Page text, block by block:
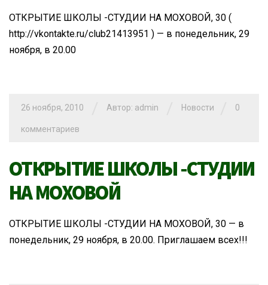
ОТКРЫТИЕ ШКОЛЫ -СТУДИИ НА МОХОВОЙ, 30 (
http://vkontakte.ru/club21413951 ) — в понедельник, 29
ноября, в 20.00
26 ноября, 2010 Автор: admin Новости 0
комментариев
ОТКРЫТИЕ ШКОЛЫ -СТУДИИ
НА МОХОВОЙ
ОТКРЫТИЕ ШКОЛЫ -СТУДИИ НА МОХОВОЙ, 30 — в
понедельник, 29 ноября, в 20.00. Приглашаем всех!!!